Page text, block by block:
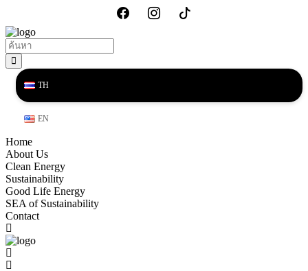
TH
EN
Home
About Us
Clean Energy
Sustainability
Good Life Energy
SEA of Sustainability
Contact